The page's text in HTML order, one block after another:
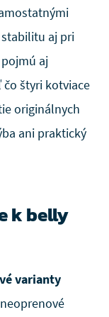
aj pri
aj
štyri kotviace
originálnych
ani praktický
k belly
varianty